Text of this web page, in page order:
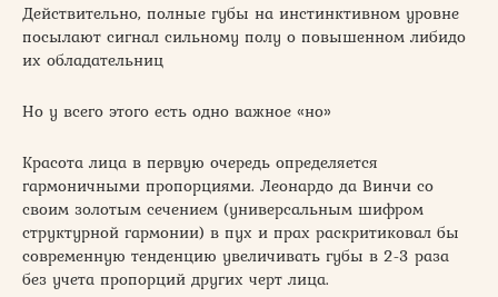
Действительно, полные губы на инстинктивном уровне
посылают сигнал сильному полу о повышенном либидо
их обладательниц
Но у всего этого есть одно важное «но»
Красота лица в первую очередь определяется
гармоничными пропорциями. Леонардо да Винчи со
своим золотым сечением (универсальным шифром
структурной гармонии) в пух и прах раскритиковал бы
современную тенденцию увеличивать губы в 2-3 раза
без учета пропорций других черт лица.